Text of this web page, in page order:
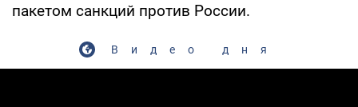
пакетом санкций против России.
Видео дня